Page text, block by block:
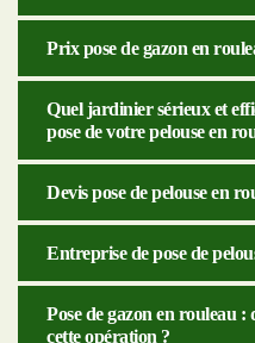
Prix pose de gazon en
Quel jardinier sérieux et
pose de votre pelouse en
Devis pose de pelouse en
Entreprise de pose de
Pose de gazon en rouleau :
cette opération ?